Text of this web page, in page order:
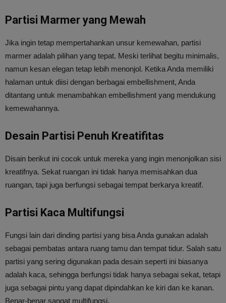
Partisi Marmer yang Mewah
Jika ingin tetap mempertahankan unsur kemewahan, partisi
marmer adalah pilihan yang tepat. Meski terlihat begitu minimalis,
namun kesan elegan tetap lebih menonjol. Ketika Anda memiliki
halaman untuk diisi dengan berbagai embellishment, Anda
ditantang untuk menambahkan embellishment yang mendukung
kemewahannya.
Desain Partisi Penuh Kreatifitas
Disain berikut ini cocok untuk mereka yang ingin menonjolkan sisi
kreatifnya. Sekat ruangan ini tidak hanya memisahkan dua
ruangan, tapi juga berfungsi sebagai tempat berkarya kreatif.
Partisi Kaca Multifungsi
Fungsi lain dari dinding partisi yang bisa Anda gunakan adalah
sebagai pembatas antara ruang tamu dan tempat tidur. Salah satu
partisi yang sering digunakan pada desain seperti ini biasanya
adalah kaca, sehingga berfungsi tidak hanya sebagai sekat, tetapi
juga sebagai pintu yang dapat dipindahkan ke kiri dan ke kanan.
Benar-benar sangat multifungsi.